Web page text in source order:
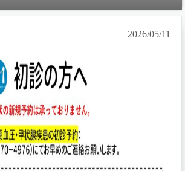
2026/05/11